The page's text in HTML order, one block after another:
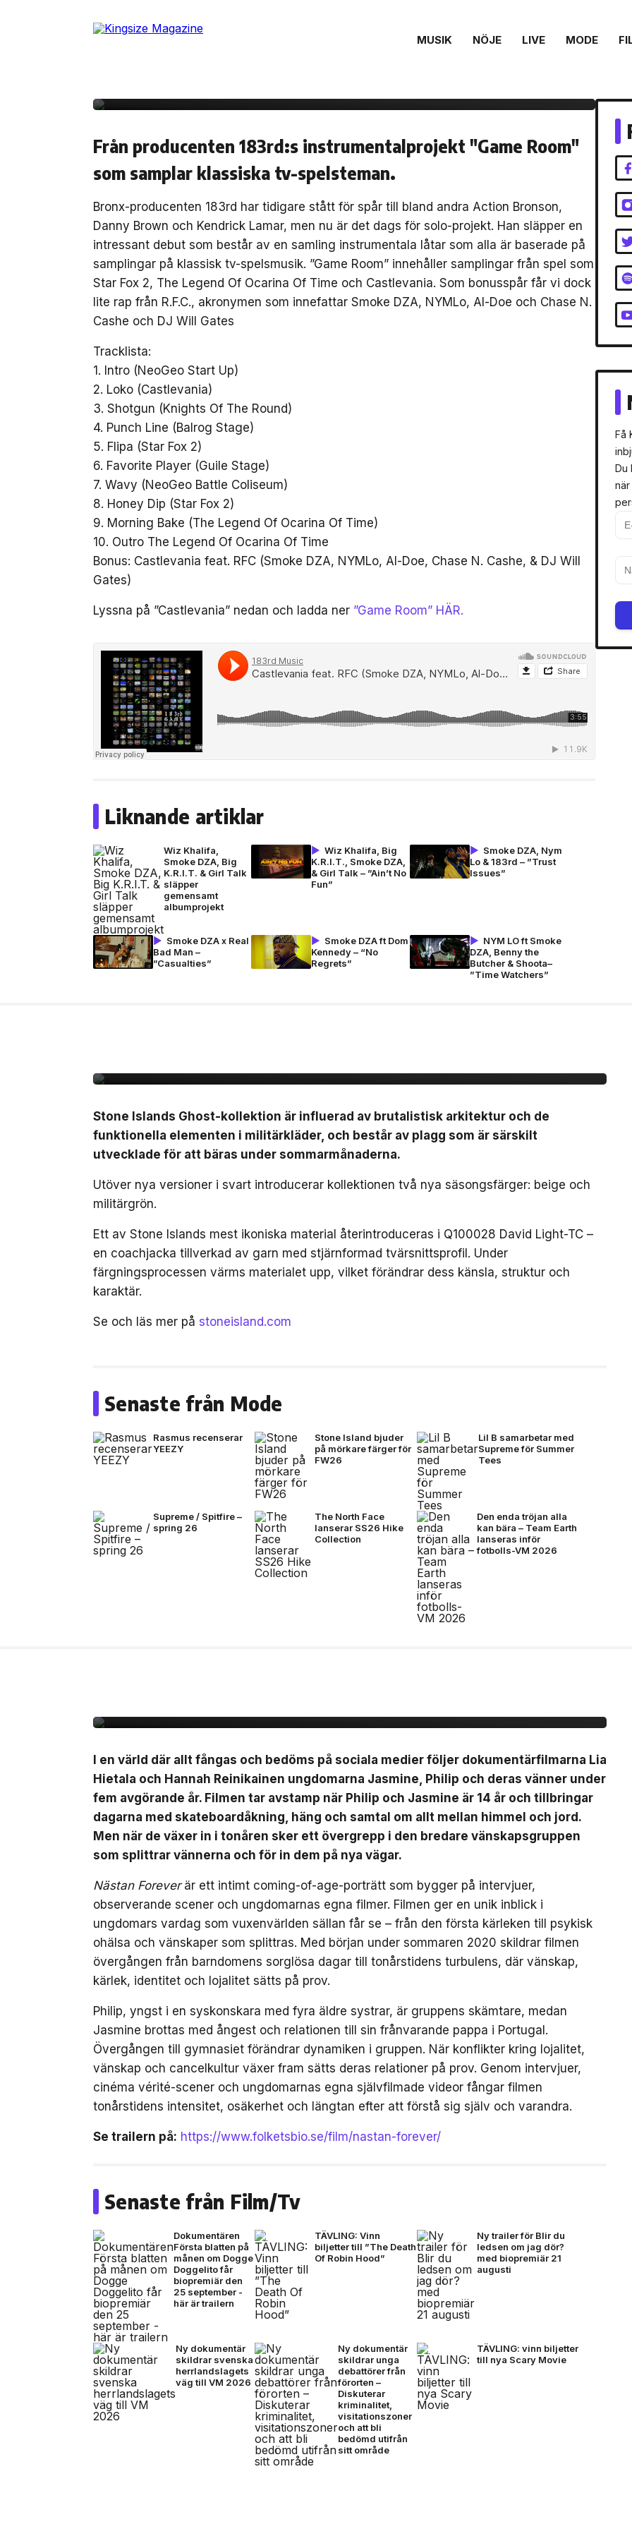
MUSIK NÖJE LIVE MODE
MUSIK 1 mars, 2013
Från producenten 183rd:s instrumentalprojekt "Game Room"
som samplar klassiska tv-spelsteman.
Bronx-producenten 183rd har tidigare stått för spår till bland andra Action Bronson,
Danny Brown och Kendrick Lamar, men nu är det dags för solo-projekt. Han släpper en
intressant debut som består av en samling instrumentala låtar som alla är baserade på
samplingar på klassisk tv-spelsmusik. ”Game Room” innehåller samplingar från spel som
Star Fox 2, The Legend Of Ocarina Of Time och Castlevania. Som bonusspår får vi dock
lite rap från R.F.C., akronymen som innefattar Smoke DZA, NYMLo, Al-Doe och Chase N.
Cashe och DJ Will Gates
Tracklista:
1. Intro (NeoGeo Start Up)
2. Loko (Castlevania)
3. Shotgun (Knights Of The Round)
4. Punch Line (Balrog Stage)
5. Flipa (Star Fox 2)
6. Favorite Player (Guile Stage)
7. Wavy (NeoGeo Battle Coliseum)
8. Honey Dip (Star Fox 2)
9. Morning Bake (The Legend Of Ocarina Of Time)
10. Outro The Legend Of Ocarina Of Time
Bonus: Castlevania feat. RFC (Smoke DZA, NYMLo, Al-Doe, Chase N. Cashe, & DJ Will
Gates)
Lyssna på ”Castlevania” nedan och ladda ner ”Game Room” HÄR.
Liknande artiklar
Wiz Khalifa,
Smoke DZA, Big
K.R.I.T. & Girl Talk
släpper
gemensamt
albumprojekt
Wiz Khalifa, Big
K.R.I.T., Smoke DZA,
& Girl Talk – ”Ain’t No
Fun”
Smoke DZA, Nym
Lo & 183rd – ”Trust
Issues”
Smoke DZA x Real
Bad Man –
”Casualties”
Smoke DZA ft Dom
Kennedy – “No
Regrets”
NYM LO ft Smoke
DZA, Benny the
Butcher & Shoota–
”Time Watchers”
Få
Du
när
Stone Islands Ghost-kollektion är influerad av brutalistisk arkitektur och de
funktionella elementen i militärkläder, och består av plagg som är särskilt
utvecklade för att bäras under sommarmånaderna.
Utöver nya versioner i svart introducerar kollektionen två nya säsongsfärger: beige och
militärgrön.
Ett av Stone Islands mest ikoniska material återintroduceras i Q100028 David Light-TC –
en coachjacka tillverkad av garn med stjärnformad tvärsnittsprofil. Under
färgningsprocessen värms materialet upp, vilket förändrar dess känsla, struktur och
karaktär.
Se och läs mer på stoneisland.com
Senaste från Mode
Rasmus recenserar
YEEZY
Stone Island bjuder
på mörkare färger för
FW26
Lil B samarbetar med
Supreme för Summer
Tees
Supreme / Spitfire –
spring 26
The North Face
lanserar SS26 Hike
Collection
Den enda tröjan alla
kan bära – Team Earth
lanseras inför
fotbolls-VM 2026
I en värld där allt fångas och bedöms på sociala medier följer dokumentärfilmarna Lia
Hietala och Hannah Reinikainen ungdomarna Jasmine, Philip och deras vänner under
fem avgörande år. Filmen tar avstamp när Philip och Jasmine är 14 år och tillbringar
dagarna med skateboardåkning, häng och samtal om allt mellan himmel och jord.
Men när de växer in i tonåren sker ett övergrepp i den bredare vänskapsgruppen
som splittrar vännerna och för in dem på nya vägar.
Nästan Foreverär ett intimt coming-of-age-porträtt som bygger på intervjuer,
observerande scener och ungdomarnas egna filmer. Filmen ger en unik inblick i
ungdomars vardag som vuxenvärlden sällan får se – från den första kärleken till psykisk
ohälsa och vänskaper som splittras. Med början under sommaren 2020 skildrar filmen
övergången från barndomens sorglösa dagar till tonårstidens turbulens, där vänskap,
kärlek, identitet och lojalitet sätts på prov.
Philip, yngst i en syskonskara med fyra äldre systrar, är gruppens skämtare, medan
Jasmine brottas med ångest och relationen till sin frånvarande pappa i Portugal.
Övergången till gymnasiet förändrar dynamiken i gruppen. När konflikter kring lojalitet,
vänskap och cancelkultur växer fram sätts deras relationer på prov. Genom intervjuer,
cinéma vérité-scener och ungdomarnas egna självfilmade videor fångar filmen
tonårstidens intensitet, osäkerhet och längtan efter att förstå sig själv och varandra.
Se trailern på: https://www.folketsbio.se/film/nastan-forever/
Senaste från Film/Tv
Dokumentären
Första blatten på
månen om Dogge
Doggelito får
biopremiär den
25 september -
här är trailern
TÄVLING: Vinn
biljetter till ”The Death
Of Robin Hood”
Ny trailer för Blir du
ledsen om jag dör?
med biopremiär 21
augusti
Ny dokumentär
skildrar svenska
herrlandslagets
väg till VM 2026
Ny dokumentär
skildrar unga
debattörer från
förorten –
Diskuterar
kriminalitet,
visitationszoner
och att bli
bedömd utifrån
sitt område
TÄVLING: vinn biljetter
till nya Scary Movie